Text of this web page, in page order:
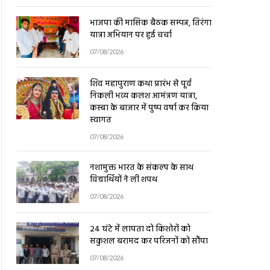
भाजपा की मासिक बैठक सम्पन्न, तिरंगा
यात्रा अभियान पर हुई चर्चा
07/08/2026
शिव महापुराण कथा प्रारंभ से पूर्व
निकली भव्य कलश आमंत्रण यात्रा,
कस्बा के बाजार में पुष्प वर्षा कर किया
स्वागत
07/08/2026
नशामुक्त भारत के संकल्प के साथ
विद्यार्थियों ने ली शपथ
07/08/2026
24 घंटे में लापता दो किशोरों को
सकुशल बरामद कर परिजनों को सौंपा
07/08/2026